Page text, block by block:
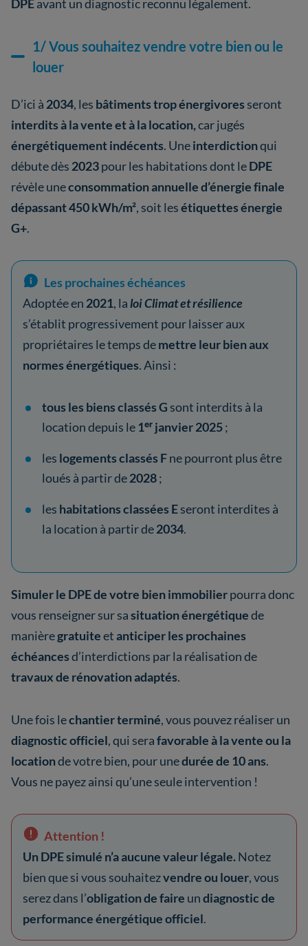
DPEavant un diagnostic reconnu légalement.
1/ Vous souhaitez vendre votre bien ou le
louer
D’ici à 2034, les bâtiments trop énergivores seront
interdits à la vente et à la location,car jugés
énergétiquement indécents. Uneinterdictionqui
débute dès 2023pour les habitations dont leDPE
révèle uneconsommation annuelle d’énergie finale
dépassant 450 kWh/m², soit lesétiquettes énergie
G+.
Les prochaines échéances
Adoptée en 2021, laloi Climat et résilience
s’établit progressivement pour laisser aux
propriétaires le temps demettre leur bien aux
normes énergétiques.Ainsi :
tous les biens classés G sont interdits à la
location depuis le1ᵉʳ janvier 2025;
les logements classés Fne pourront plus être
loués à partir de2028;
les habitations classées Eseront interdites à
la location à partir de2034.
Simuler le DPE de votre bien immobilierpourra donc
vous renseigner sur sasituation énergétiquede
manièregratuiteetanticiper les prochaines
échéancesd’interdictions par la réalisation de
travaux de rénovation adaptés.
Une fois lechantier terminé, vous pouvez réaliser un
diagnostic officiel, qui serafavorable à la vente ou la
locationde votre bien, pour unedurée de 10 ans.
Vous ne payez ainsi qu’une seule intervention !
Attention !
Un DPE simulé n’a aucune valeur légale.Notez
bien que si vous souhaitezvendre ou louer, vous
serez dans l’obligation de faire undiagnostic de
performance énergétique officiel.